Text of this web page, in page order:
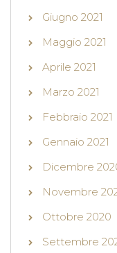
Giugno 2021
Maggio 2021
Aprile 2021
Marzo 2021
Febbraio 2021
Gennaio 2021
Dicembre
Novembre
Ottobre 2020
Settembre